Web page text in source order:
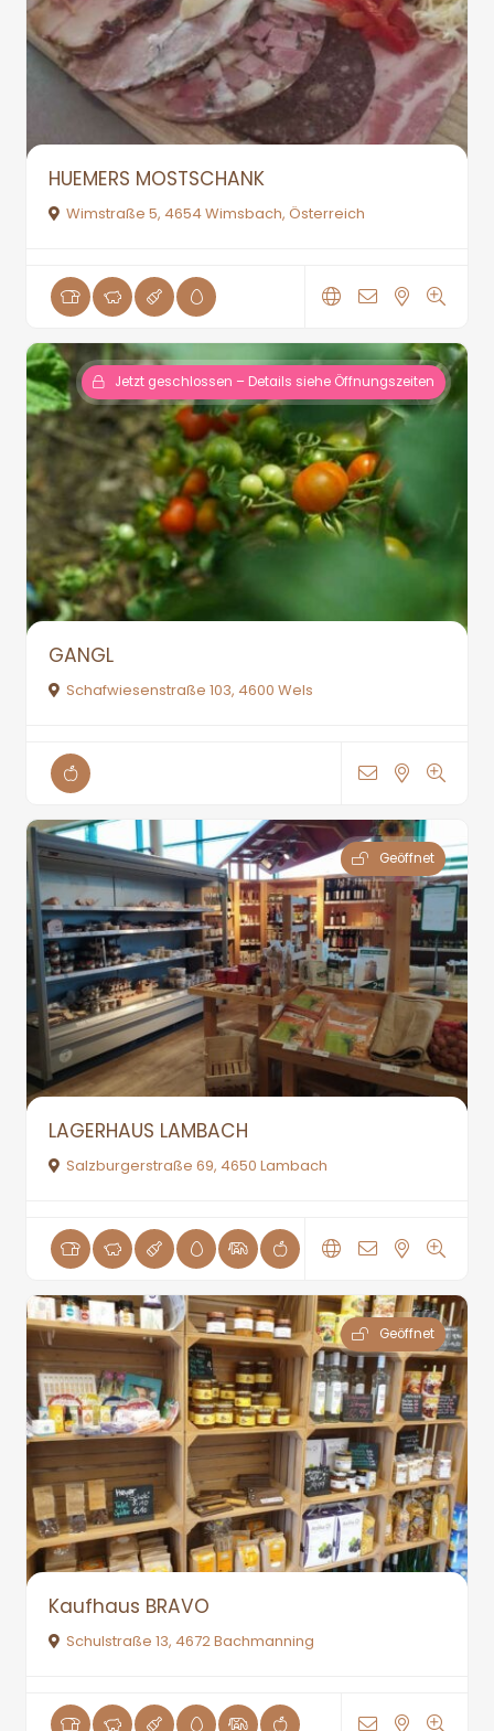
HUEMERS MOSTSCHANK
Wimstraße 5, 4654 Wimsbach, Österreich
Jetzt geschlossen – Details siehe Öffnungszeiten
GANGL
Schafwiesenstraße 103, 4600 Wels
Geöffnet
LAGERHAUS LAMBACH
Salzburgerstraße 69, 4650 Lambach
Geöffnet
Kaufhaus BRAVO
Schulstraße 13, 4672 Bachmanning